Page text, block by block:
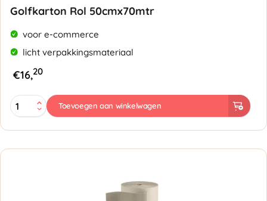
Golfkarton Rol 50cmx70mtr
voor e-commerce
licht verpakkingsmateriaal
€16,20
Golfkarton
Rol
Toevoegen aan winkelwagen